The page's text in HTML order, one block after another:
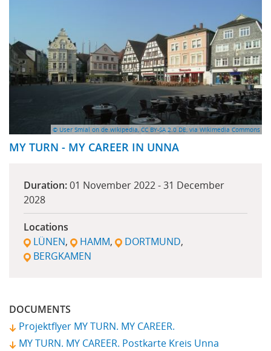
© User Smial on de.wikipedia, CC BY-SA 2.0 DE, via Wikimedia Commons
MY TURN - MY CAREER IN UNNA
Duration:01 November 2022-31 December
2028
Locations
LÜNEN
HAMM
DORTMUND
BERGKAMEN
DOCUMENTS
Projektflyer MY TURN. MY CAREER.
MY TURN. MY CAREER. Postkarte Kreis Unna